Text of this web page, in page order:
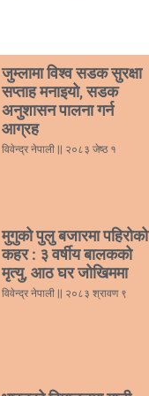
जुम्लामा विश्व सडक सुरक्षा
सप्ताह मनाइयो, सडक
अनुशासन पालना गर्न
आग्रह
विवेन्द्र नेपाली २०८३ जेष्ठ १
मुगुको पुलु बजारमा पहिरोको
कहर : ३ वर्षीय बालकको
मृत्यु, आठ घर जोखिममा
विवेन्द्र नेपाली २०८३ श्रावण ९